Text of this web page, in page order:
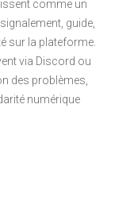
comme un
guide,
sur la plateforme.
via Discord ou
des problèmes,
numérique